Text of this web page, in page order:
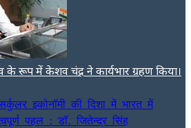
के रूप में केशव चंद्र ने कार्यभार ग्रहण किया।